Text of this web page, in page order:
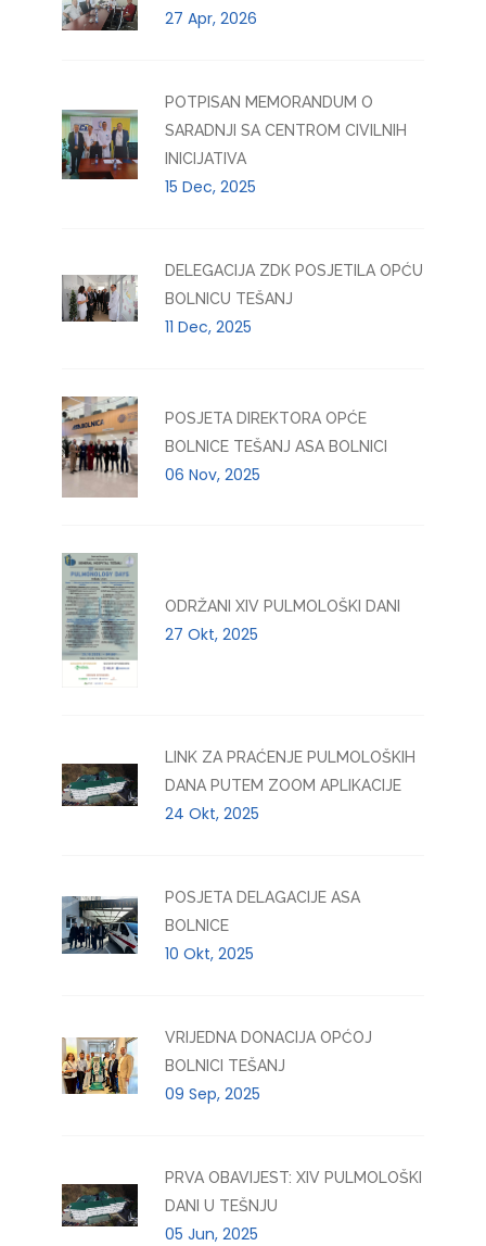
27 Apr, 2026
POTPISAN MEMORANDUM O
SARADNJI SA CENTROM CIVILNIH
INICIJATIVA
15 Dec, 2025
DELEGACIJA ZDK POSJETILA OPĆU
BOLNICU TEŠANJ
11 Dec, 2025
POSJETA DIREKTORA OPĆE
BOLNICE TEŠANJ ASA BOLNICI
06 Nov, 2025
ODRŽANI XIV PULMOLOŠKI DANI
27 Okt, 2025
LINK ZA PRAĆENJE PULMOLOŠKIH
DANA PUTEM ZOOM APLIKACIJE
24 Okt, 2025
POSJETA DELAGACIJE ASA
BOLNICE
10 Okt, 2025
VRIJEDNA DONACIJA OPĆOJ
BOLNICI TEŠANJ
09 Sep, 2025
PRVA OBAVIJEST: XIV PULMOLOŠKI
DANI U TEŠNJU
05 Jun, 2025